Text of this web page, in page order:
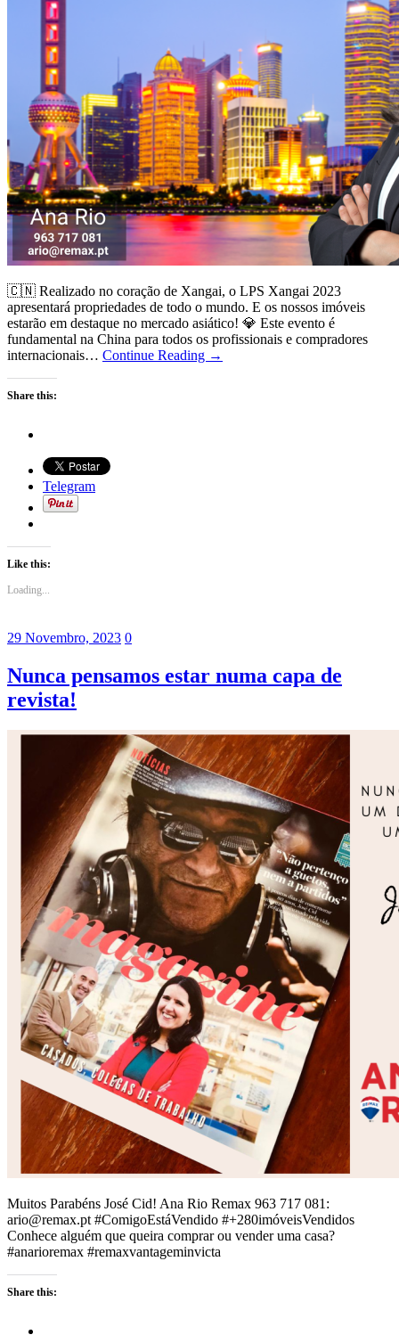
🇨🇳 Realizado no coração de Xangai, o LPS Xangai 2023
apresentará propriedades de todo o mundo. E os nossos imóveis
estarão em destaque no mercado asiático! 💎 Este evento é
fundamental na China para todos os profissionais e compradores
internacionais… Continue Reading →
Share this:
Telegram
Like this:
Loading...
29 Novembro, 2023 0
Nunca pensamos estar numa capa de
revista!
Muitos Parabéns José Cid! Ana Rio Remax 963 717 081:
ario@remax.pt #ComigoEstáVendido #+280imóveisVendidos
Conhece alguém que queira comprar ou vender uma casa?
#anarioremax #remaxvantageminvicta
Share this: